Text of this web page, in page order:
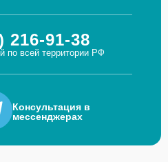
216-91-38
по всей территории РФ
Консультация в
мессенджерах